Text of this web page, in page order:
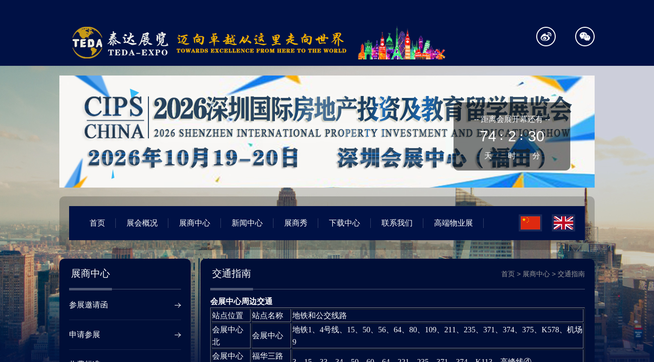
-- 距离会展开幕还有 --
74
天
：2
时
：30
分
首页 展会概况 展商中心 新闻中心 展商秀 下载中心 联系我们 高端物业展
展商中心
参展邀请函
申请参展
首页 > 展商中心 > 交通指南
交通指南
会展中心周边交通
站点位置
站点名称
地铁和公交线路
会展中心
北
会展中心
地铁1、4号线、15、50、56、64、80、109、211、235、371、374、375、K578、机场
9
会展中心
福华三路